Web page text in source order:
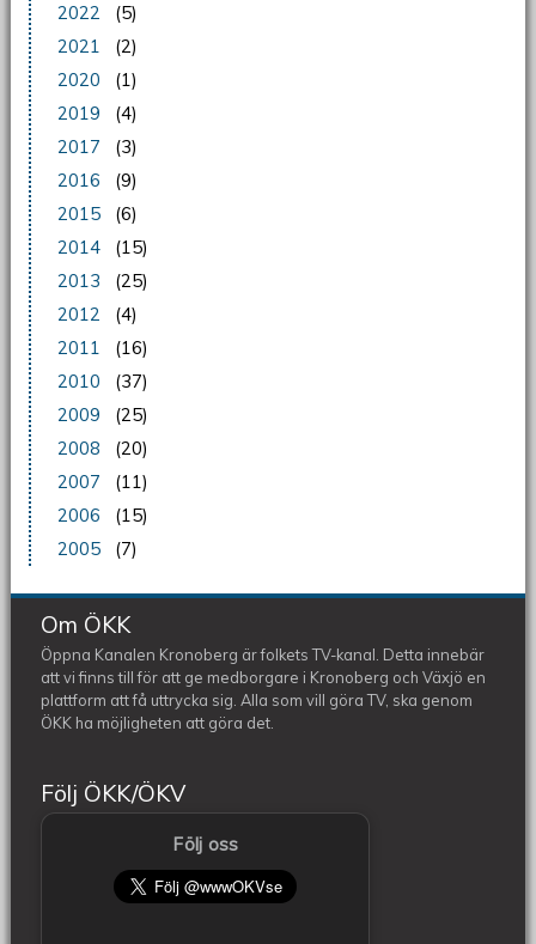
2022
(5)
2021
(2)
2020
(1)
2019
(4)
2017
(3)
2016
(9)
2015
(6)
2014
(15)
2013
(25)
2012
(4)
2011
(16)
2010
(37)
2009
(25)
2008
(20)
2007
(11)
2006
(15)
2005
(7)
Om ÖKK
Öppna Kanalen Kronoberg är folkets TV-kanal. Detta innebär
att vi finns till för att ge medborgare i Kronoberg och Växjö en
plattform att få uttrycka sig. Alla som vill göra TV, ska genom
ÖKK ha möjligheten att göra det.
Följ ÖKK/ÖKV
Följ oss